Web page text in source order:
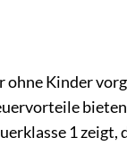
Kinder
1 zeigt,